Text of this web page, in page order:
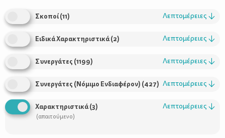
αποκαλύπτονται κάθε μέρα του μήνα και θα γεμίζει χαρά τα
προσωπάκια τους. Όμως τι γίνεται μετά τις 24 Δεκεμβρίου που
το ημερολόγιο φτάνει στο τέλος του; Τότε ξεκινάει το
‘ημερολόγιο των διακοπών’και η διασκέδαση συνεχίζεται!
Σας έχουμε ετοιμάσει20 δραστηριότητες για όλη την
οικογένεια
αξέχαστες!
Επιλέξτε ποιες από τις παρακάτω δραστηριότητες ταιριάζουν
στο οικογενειακό σας προφίλ ή είναι κατάλληλες για την ηλικία
των παιδιών σας.Εκτυπώστε
Σκοποί(11) Λεπτομέρειες ↓
Ειδικά Χαρακτηριστικά(2) Λεπτομέρειες ↓
Συνεργάτες (1199) Λεπτομέρειες ↓
Συνεργάτες (Νόμιμο Ενδιαφέρον) (427) Λεπτομέρειες ↓
Χαρακτηριστικά(3)
(απαιτούμενο)
Λεπτομέρειες ↓